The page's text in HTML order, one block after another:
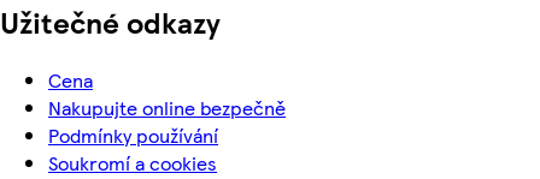
Užitečné odkazy
Cena
Nakupujte online bezpečně
Podmínky používání
Soukromí a cookies